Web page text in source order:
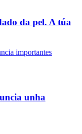
da pel. A túa
unha